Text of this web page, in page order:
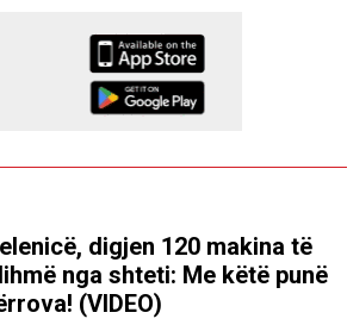
digjen 120 makina të
nga shteti: Me këtë punë
(VIDEO)